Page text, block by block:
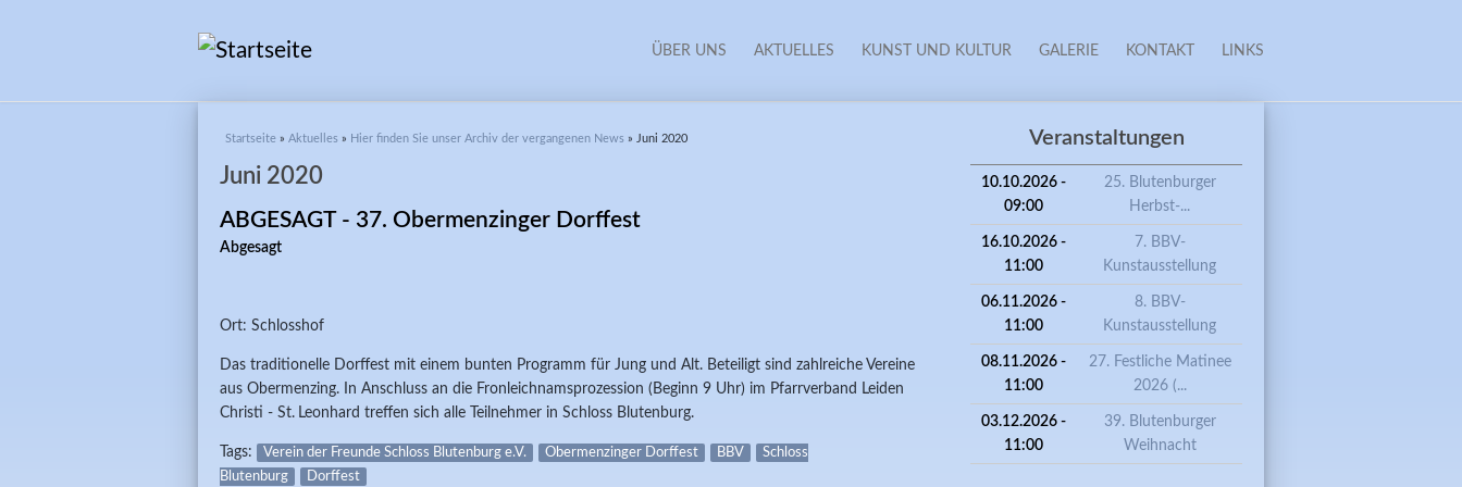
ÜBER UNS AKTUELLES KUNST UND KULTUR GALERIE KONTAKT LINKS
Sie sind hier
Startseite » Aktuelles » Hier finden Sie unser Archiv der vergangenen News » Juni 2020
Juni 2020
ABGESAGT - 37. Obermenzinger Dorffest
Abgesagt
Ort: Schlosshof
Das traditionelle Dorffest mit einem bunten Programm für Jung und Alt. Beteiligt sind zahlreiche Vereine
aus Obermenzing. In Anschluss an die Fronleichnamsprozession (Beginn 9 Uhr) im Pfarrverband Leiden
Christi - St. Leonhard treffen sich alle Teilnehmer in Schloss Blutenburg.
Tags: Verein der Freunde Schloss Blutenburg e.V. Obermenzinger Dorffest BBV
Schloss
Blutenburg
Dorffest
Veranstaltungen
10.10.2026 -
09:00
25. Blutenburger
Herbst-...
16.10.2026 -
11:00
7. BBV-
Kunstausstellung
06.11.2026 -
11:00
8. BBV-
Kunstausstellung
08.11.2026 -
11:00
27. Festliche Matinee
2026 (...
03.12.2026 -
11:00
39. Blutenburger
Weihnacht